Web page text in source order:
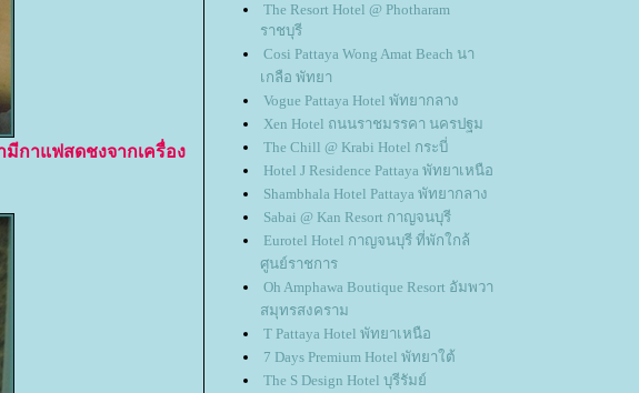
าแฟสดชงจากเครื่อง
The Resort Hotel @ Photharam
ราชบุรี
Cosi Pattaya Wong Amat Beach นา
เกลือ พัทยา
Vogue Pattaya Hotel พัทยากลาง
Xen Hotel ถนนราชมรรคา นครปฐม
The Chill @ Krabi Hotel กระบี่
Hotel J Residence Pattaya พัทยาเหนือ
Shambhala Hotel Pattaya พัทยากลาง
Sabai @ Kan Resort กาญจนบุรี
Eurotel Hotel กาญจนบุรี ที่พักใกล้
ศูนย์ราชการ
Oh Amphawa Boutique Resort อัมพวา
สมุทรสงคราม
T Pattaya Hotel พัทยาเหนือ
7 Days Premium Hotel พัทยาใต้
The S Design Hotel บุรีรัมย์